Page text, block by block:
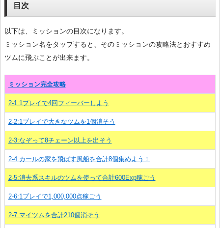
目次
以下は、ミッションの目次になります。
ミッション名をタップすると、そのミッションの攻略法とおすすめ
ツムに飛ぶことが出来ます。
ミッション完全攻略
2-1:1プレイで4回フィーバーしよう
2-2:1プレイで大きなツムを1個消そう
2-3:なぞって8チェーン以上を出そう
2-4:カールの家を飛ばす風船を合計8個集めよう！
2-5:消去系スキルのツムを使って合計600Exp稼ごう
2-6:1プレイで1,000,000点稼ごう
2-7:マイツムを合計210個消そう